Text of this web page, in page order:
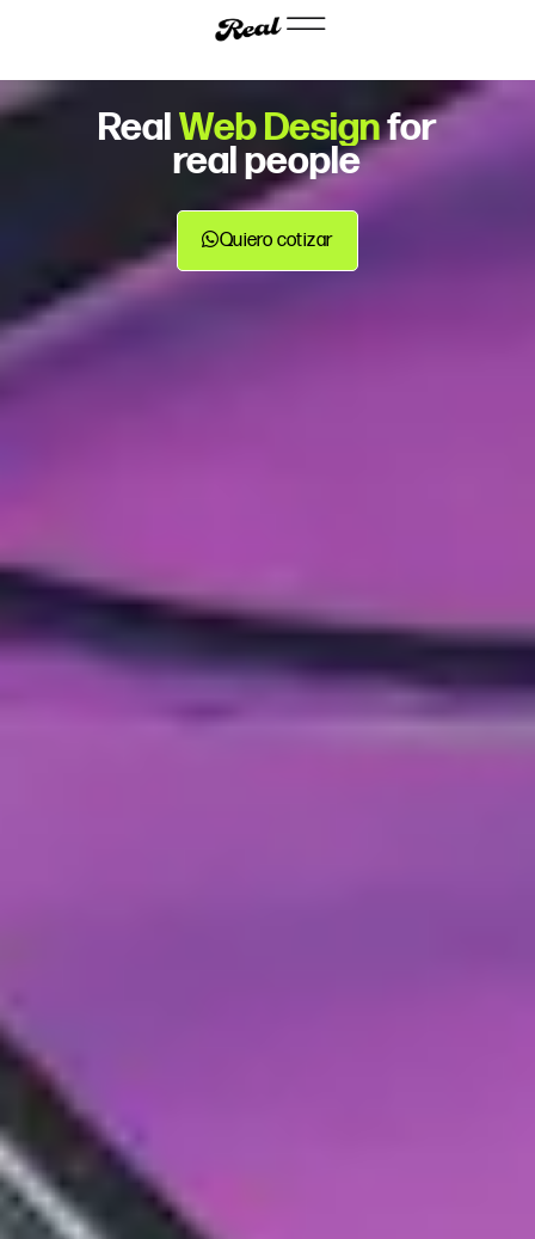
RealMarketingfor real
people
Quiero cotizar